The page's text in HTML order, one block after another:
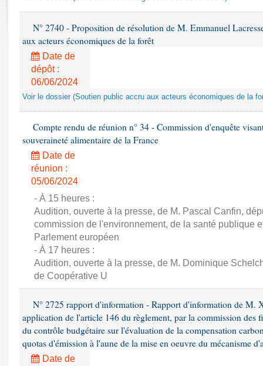
Rapports d'enquête
Rapports sur l'application des lois
Baromètre de l’application des lois
Dossiers législatifs
Budget et sécurité sociale
Comptes rendus des débats
N° 2740 - Proposition de résolution de M. Emmanuel
aux acteurs économiques de la forêt
Date de
dépôt :
06/06/2024
Voir le dossier (Soutien public accru aux acteurs économiques de la
Compte rendu de réunion n° 34 - Commission d'enquête
souveraineté alimentaire de la France
Date de
réunion :
05/06/2024
- À 15 heures :
Audition, ouverte à la presse, de M. Pascal Canfin,
commission de l'environnement, de la santé publique
Parlement européen
- À 17 heures :
Audition, ouverte à la presse, de M. Dominique
de Coopérative U
N° 2725 rapport d'information - Rapport d'information de M.
application de l'article 146 du règlement, par la commission des
du contrôle budgétaire sur l'évaluation de la compensation
quotas d'émission à l'aune de la mise en oeuvre du mécanisme
Date de